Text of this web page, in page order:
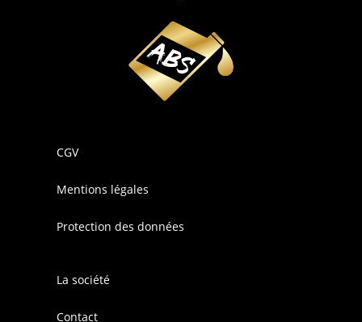
CGV
Mentions légales
Protection des données
La société
Contact